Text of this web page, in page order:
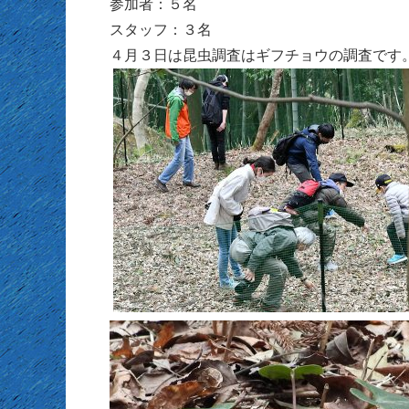
参加者：５名
スタッフ：３名
４月３日は昆虫調査はギフチョウの調査です